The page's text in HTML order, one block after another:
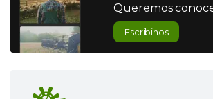
Queremos
Escribinos